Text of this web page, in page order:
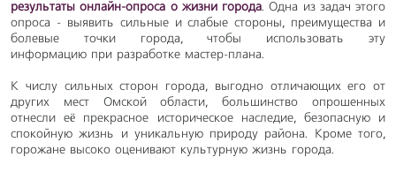
результаты онлайн-опроса о жизни города. Одна из задач этого
опроса - выявить сильные и слабые стороны, преимущества и
болевые точки города, чтобы использовать эту
информацию при разработке мастер-плана.
К числу сильных сторон города, выгодно отличающих его от
других мест Омской области, большинство опрошенных
отнесли её прекрасное историческое наследие, безопасную и
спокойную жизнь и уникальную природу района. Кроме того,
горожане высоко оценивают культурную жизнь города.